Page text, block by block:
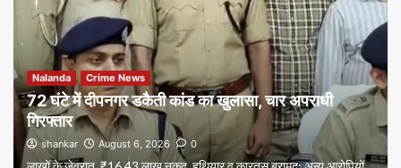
Nalanda Crime News
72 घंटे में दीपनगर डकैती कांड का खुलासा, चार अपराधी
गिरफ्तार
shankar August 6, 2026 0